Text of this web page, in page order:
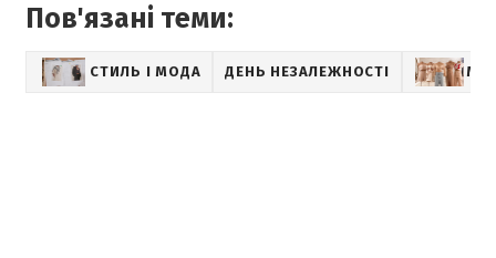
Пов'язані теми:
СТИЛЬ І МОДА ДЕНЬ НЕЗАЛЕЖНОСТІ